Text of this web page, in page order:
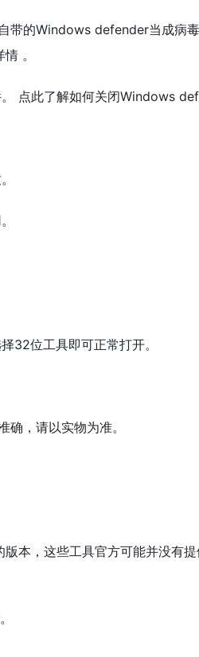
带的Windows defender当成病
。
点此了解如何关闭Windows
32位工具即可正常打开。
，请以实物为准。
本，这些工具官方可能并没有